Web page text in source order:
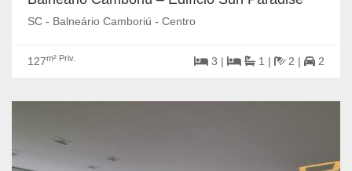
SC - Balneário Camboriú - Centro
127m² Priv. 3 | 1 | 2 | 2